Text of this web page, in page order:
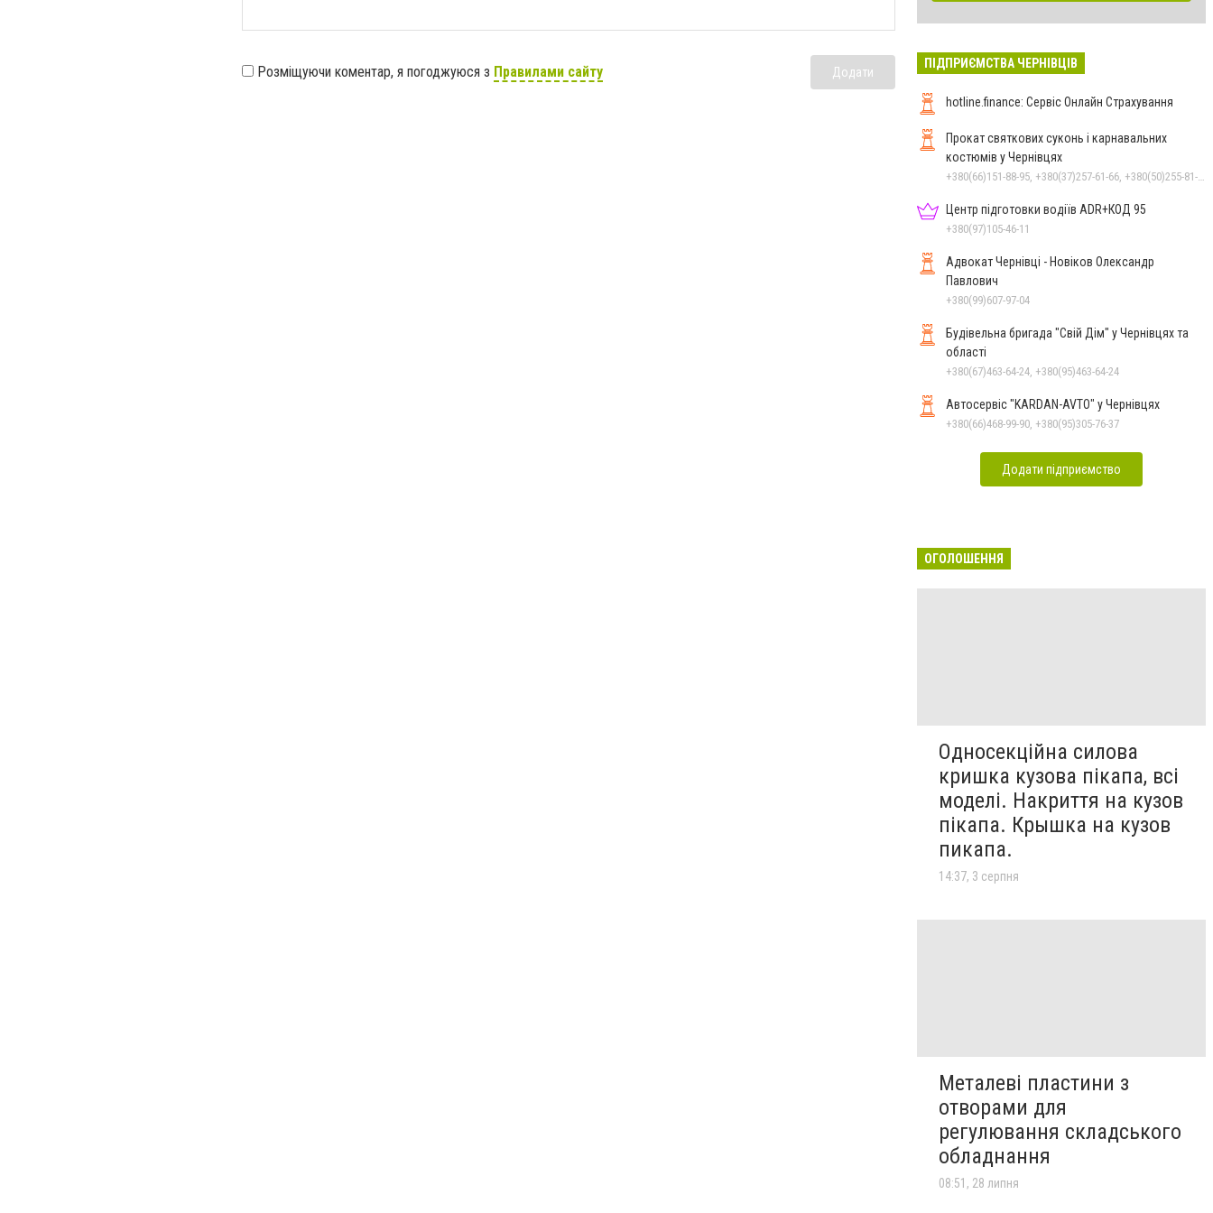
Розміщуючи коментар, я погоджуюся з Правилами сайту Додати
ПІДПРИЄМСТВА ЧЕРНІВЦІВ
hotline.finance: Сервіс Онлайн Страхування
Прокат святкових суконь і карнавальних
костюмів у Чернівцях
Центр підготовки водіїв ADR+КОД 95
+380(97)105-46-11
Адвокат Чернівці - Новіков Олександр
Павлович
+380(99)607-97-04
Будівельна бригада "Свій Дім" у Чернівцях та
області
+380(67)463-64-24, +380(95)463-64-24
Автосервіс "KARDAN-AVTO" у Чернівцях
+380(66)468-99-90, +380(95)305-76-37
Додати підприємство
ОГОЛОШЕННЯ
Односекційна силова
кришка кузова пікапа, всі
моделі. Накриття на кузов
пікапа. Крышка на кузов
пикапа.
14:37, 3 серпня
Металеві пластини з
отворами для
регулювання складського
обладнання
08:51, 28 липня